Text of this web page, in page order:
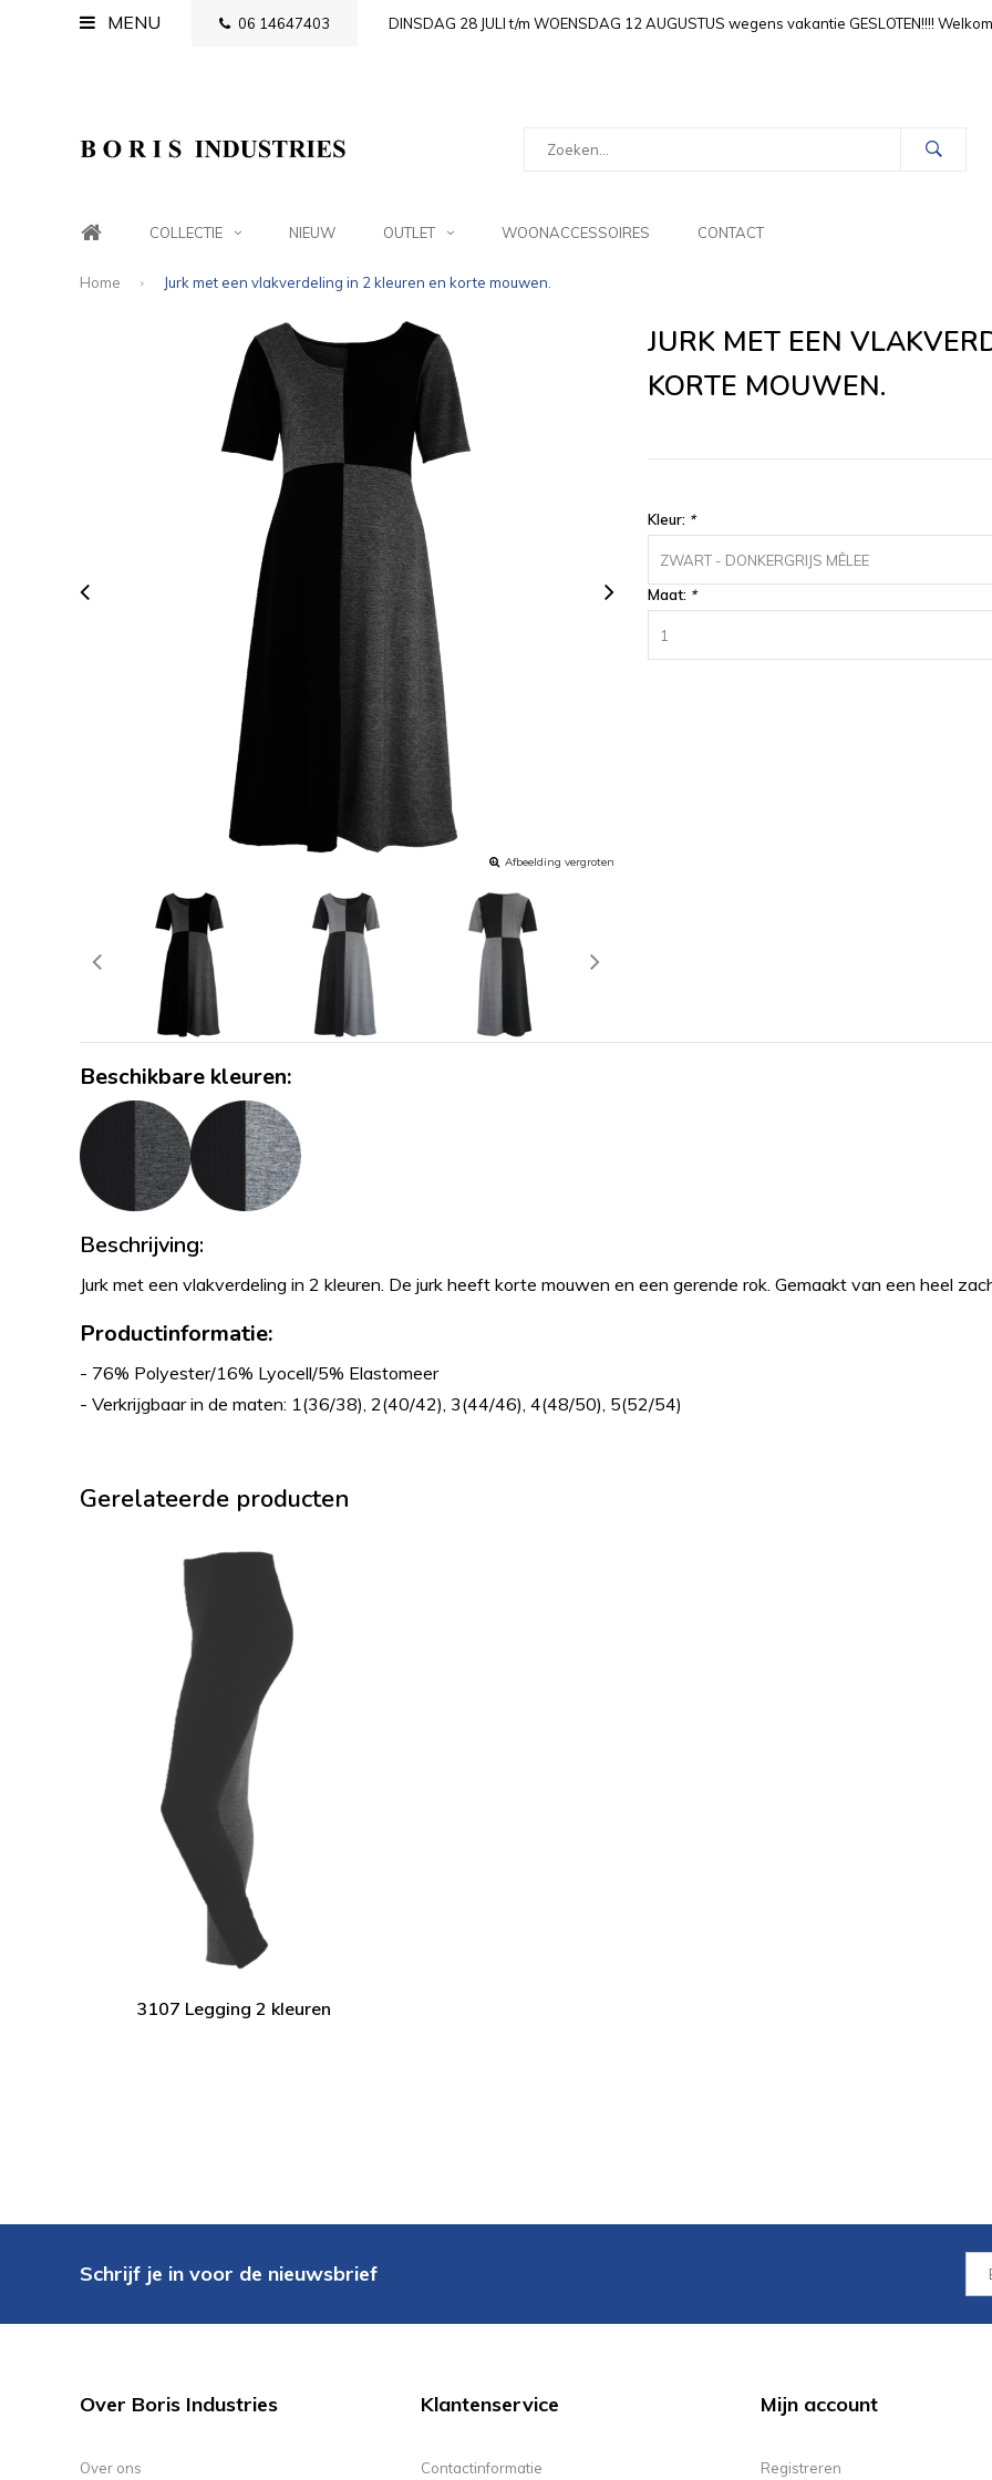
MENU 06 14647403 DINSDAG 28 JULI t/m WOENSDAG 12 AUGUSTUS wegens vakantie GESLOTEN!!!!
COLLECTIE NIEUW OUTLET WOONACCESSOIRES CONTACT
Home Jurk met een vlakverdeling in 2 kleuren en korte mouwen.
Afbeelding vergroten
JURK MET EEN
KORTE MOUWEN.
Kleur: *
ZWART - DONKERGRIJS MÊLEE
Maat: *
1
Beschikbare kleuren:
Beschrijving:
Jurk met een vlakverdeling in 2 kleuren. De jurk heeft korte mouwen en een gerende rok. Gemaakt van een heel
Productinformatie:
- 76% Polyester/16% Lyocell/5% Elastomeer
- Verkrijgbaar in de maten: 1(36/38), 2(40/42), 3(44/46), 4(48/50), 5(52/54)
Gerelateerde producten
3107 Legging 2 kleuren
Schrijf je in voor de nieuwsbrief
Over Boris Industries
Over ons
Klantenservice
Contactinformatie
Mijn account
Registreren